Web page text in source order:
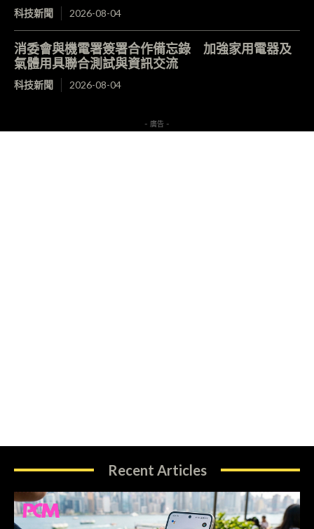
科技新聞 2026-08-04
消委會與機電署簽署合作備忘錄 加強家用電器及
氣體用具聯合測試與資訊交流
科技新聞 2026-08-04
- 廣告 -
Recent Articles